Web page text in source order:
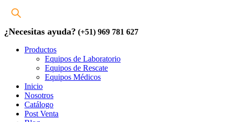
¿Necesitas ayuda? (+51) 969 781 627
Productos
Equipos de Laboratorio
Equipos de Rescate
Equipos Médicos
Inicio
Nosotros
Catálogo
Post Venta